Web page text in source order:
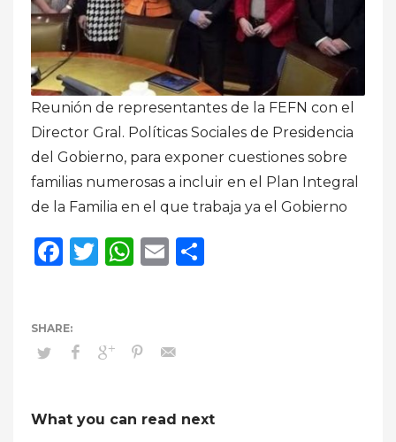
Reunión de representantes de la FEFN con el
Director Gral. Políticas Sociales de Presidencia
del Gobierno, para exponer cuestiones sobre
familias numerosas a incluir en el Plan Integral
de la Familia en el que trabaja ya el Gobierno
Facebook
Twitter
WhatsApp
Email
What you can read next